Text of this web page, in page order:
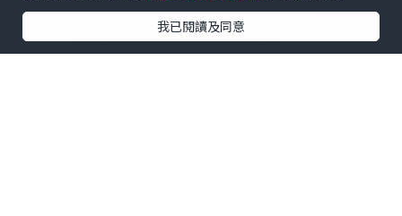
我已閱讀及同意